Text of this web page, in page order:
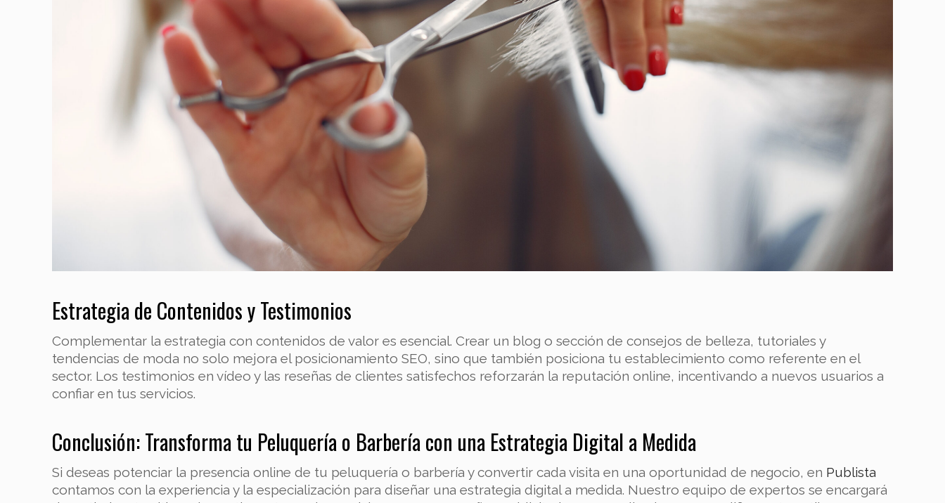
Estrategia de Contenidos y Testimonios
Complementar la estrategia con contenidos de valor es esencial. Crear un blog o sección de consejos de belleza, tutoriales y
tendencias de moda no solo mejora el posicionamiento SEO, sino que también posiciona tu establecimiento como referente en el
sector. Los testimonios en vídeo y las reseñas de clientes satisfechos reforzarán la reputación online, incentivando a nuevos usuarios a
confiar en tus servicios.
Conclusión: Transforma tu Peluquería o Barbería con una Estrategia Digital a Medida
Si deseas potenciar la presencia online de tu peluquería o barbería y convertir cada visita en una oportunidad de negocio, en Publista
contamos con la experiencia y la especialización para diseñar una estrategia digital a medida. Nuestro equipo de expertos se encargará